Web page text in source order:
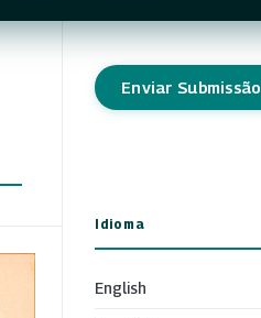
Enviar Submissão
Idioma
English